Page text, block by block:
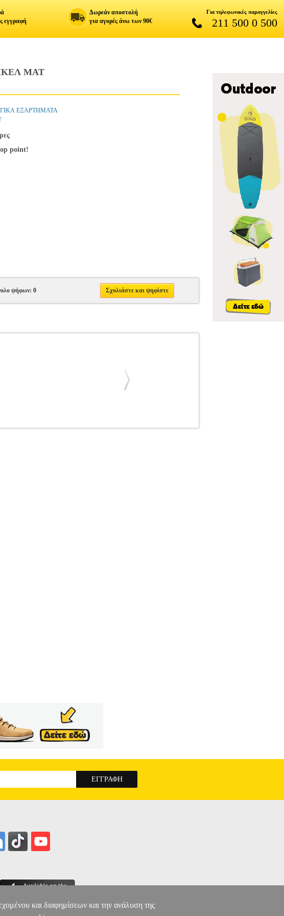
εγγραφή
Δωρεάν αποστολή
για αγορές άνω των 90€
Για τηλεφωνικές παραγγελίες
211 500 0 500
MAT
ΕΞΑΡΤΗΜΑΤΑ
point!
ψήφων: 0 Σχολιάστε και ψηφίστε
και διαφημίσεων και την ανάλυση της